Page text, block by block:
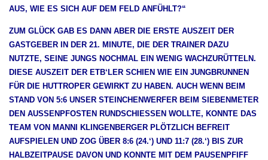
US, WIE ES SICH AUF DEM FELD ANFÜHLT?“
ZUM GLÜCK GAB ES DANN ABER DIE ERSTE AUSZEIT DER
GASTGEBER IN DER 21. MINUTE, DIE DER TRAINER DAZU
NUTZTE, SEINE JUNGS NOCHMAL EIN WENIG WACHZURÜTTELN.
DIESE AUSZEIT DER ETB‘LER SCHIEN WIE EIN JUNGBRUNNEN
FÜR DIE HUTTROPER GEWIRKT ZU HABEN. AUCH WENN BEIM
STAND VON 5:6 UNSER STEINCHENWERFER BEIM SIEBENMETER
DEN AUSSENPFOSTEN RUNDSCHIESSEN WOLLTE, KONNTE DAS
TEAM VON MANNI KLINGENBERGER PLÖTZLICH BEFREIT
AUFSPIELEN UND ZOG ÜBER 8:6 (24.‘) UND 11:7 (28.‘) BIS ZUR
HALBZEITPAUSE DAVON UND KONNTE MIT DEM PAUSENPFIFF